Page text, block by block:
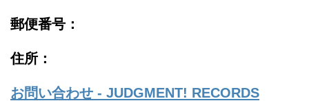
郵便番号：
住所：
お問い合わせ - JUDGMENT! RECORDS